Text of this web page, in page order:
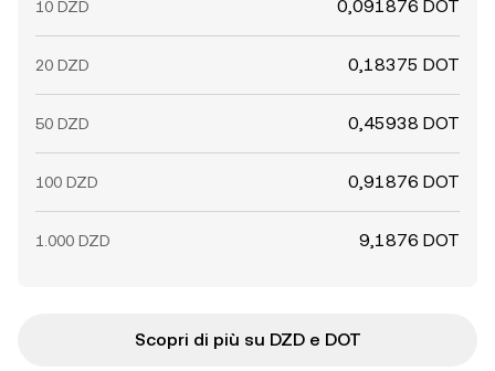
10 DZD 0,091876 DOT
20 DZD 0,18375 DOT
50 DZD 0,45938 DOT
100 DZD 0,91876 DOT
1.000 DZD 9,1876 DOT
Scopri di più su DZD e DOT